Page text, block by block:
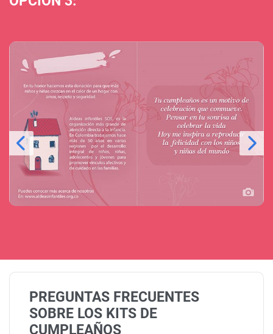
PREGUNTAS FRECUENTES
SOBRE LOS KITS DE
CUMPLEAÑOS